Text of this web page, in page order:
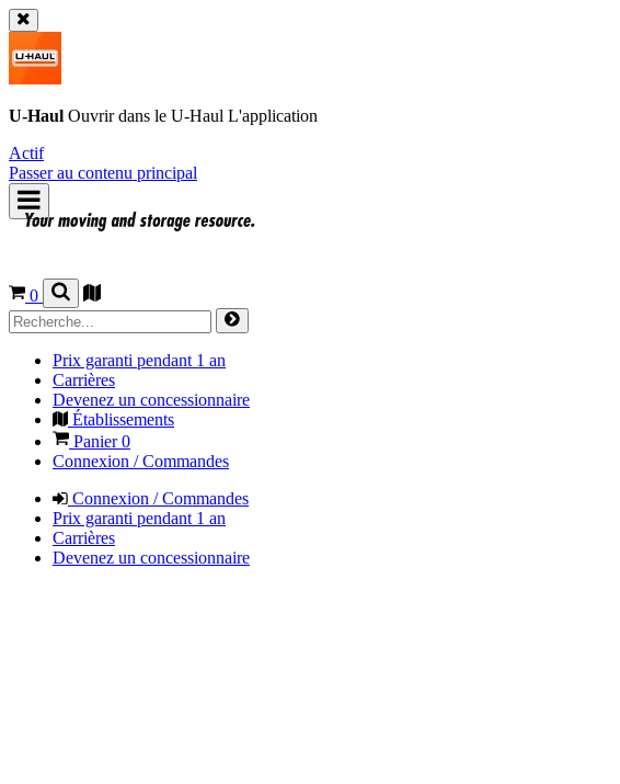
U-Haul Ouvrir dans le U-Haul L'application
Actif
Passer au contenu principal
0
Prix garanti pendant 1 an
Carrières
Devenez un concessionnaire
Établissements
Panier0
Connexion / Commandes
Connexion / Commandes
Prix garanti pendant 1 an
Carrières
Devenez un concessionnaire